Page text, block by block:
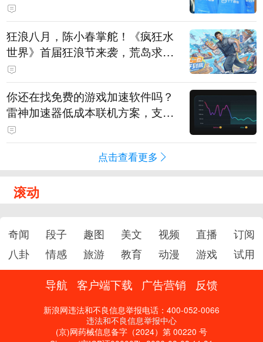
狂浪八月，陈小春掌舵！《疯狂水
世界》首届狂浪节来袭，荒岛求生
直播即将开启
你还在找免费的游戏加速软件吗？
雷神加速器低成本联机方案，支持
免费试用
点击查看更多
滚动
奇闻 段子 趣图 美文 视频 直播
订阅
八卦
情感 旅游 教育 动漫 游戏 试用
导航 客户端下载 广告营销 反馈
新浪网违法和不良信息举报电话：400-052-0066
违法和不良信息举报中心
(京)网药械信息备字（2024）第 00220 号